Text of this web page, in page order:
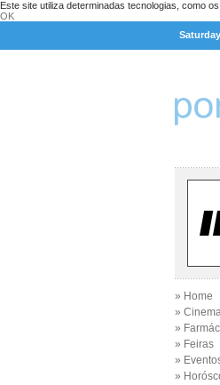
Este site utiliza determinadas tecnologias, como
OK
» Home
»
»
» Feiras
»
»